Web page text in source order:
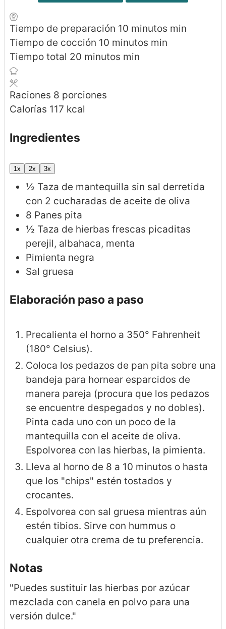
Tiempo de preparación 10 minutos min
Tiempo de cocción 10 minutos min
Tiempo total 20 minutos min
Raciones 8 porciones
Calorías 117 kcal
Ingredientes
1x 2x 3x
½ Taza de mantequilla sin sal derretida
con 2 cucharadas de aceite de oliva
8 Panes pita
½ Taza de hierbas frescas picaditas
perejil, albahaca, menta
Pimienta negra
Sal gruesa
Elaboración paso a paso
Precalienta el horno a 350° Fahrenheit
(180° Celsius).
Coloca los pedazos de pan pita sobre una
bandeja para hornear esparcidos de
manera pareja (procura que los pedazos
se encuentre despegados y no dobles).
Pinta cada uno con un poco de la
mantequilla con el aceite de oliva.
Espolvorea con las hierbas, la pimienta.
Lleva al horno de 8 a 10 minutos o hasta
que los "chips" estén tostados y
crocantes.
Espolvorea con sal gruesa mientras aún
estén tibios. Sirve con hummus o
cualquier otra crema de tu preferencia.
Notas
"Puedes sustituir las hierbas por azúcar
mezclada con canela en polvo para una
versión dulce."